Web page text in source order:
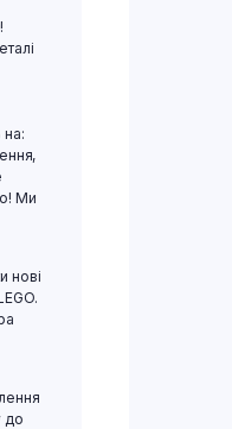
на:
Ми
нові
до